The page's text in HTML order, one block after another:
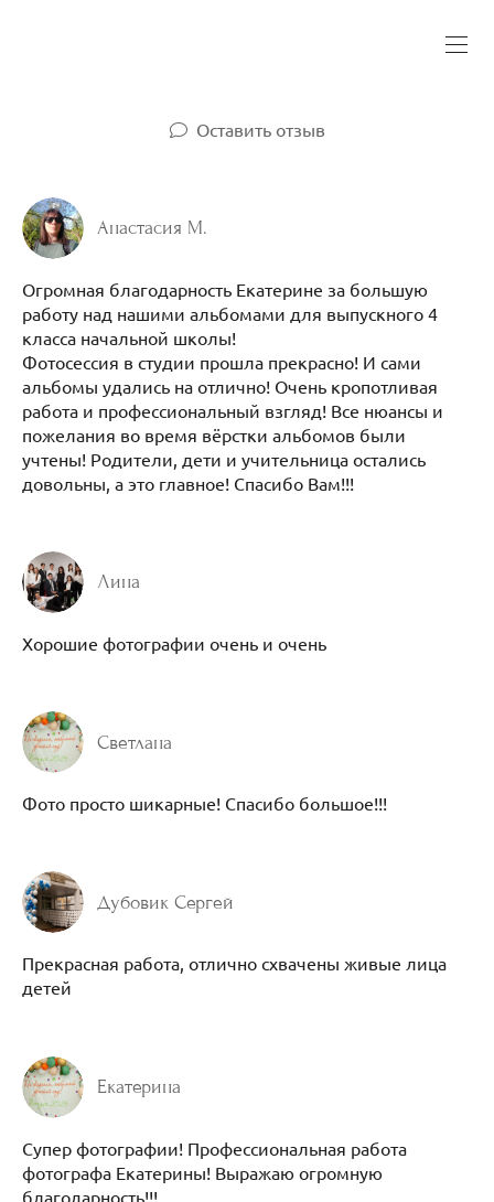
Оставить отзыв
Анастасия М.
Огромная благодарность Екатерине за большую
работу над нашими альбомами для выпускного 4
класса начальной школы!
Фотосессия в студии прошла прекрасно! И сами
альбомы удались на отлично! Очень кропотливая
работа и профессиональный взгляд! Все нюансы и
пожелания во время вёрстки альбомов были
учтены! Родители, дети и учительница остались
довольны, а это главное! Спасибо Вам!!!
Лина
Хорошие фотографии очень и очень
Светлана
Фото просто шикарные! Спасибо большое!!!
Дубовик Сергей
Прекрасная работа, отлично схвачены живые лица
детей
Екатерина
Супер фотографии! Профессиональная работа
фотографа Екатерины! Выражаю огромную
благодарность!!!